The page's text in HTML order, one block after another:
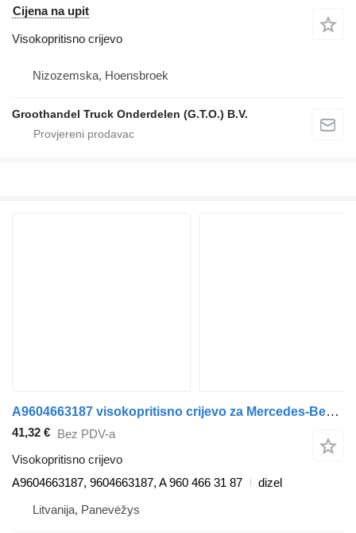
Cijena na upit
Visokopritisno crijevo
Nizozemska, Hoensbroek
Groothandel Truck Onderdelen (G.T.O.) B.V.
A9604663187 visokopritisno crijevo za Mercedes-Benz ACTROS MP4 kamiona
41,32 € Bez PDV-a
Visokopritisno crijevo
A9604663187, 9604663187, A 960 466 31 87
dizel
Litvanija, Panevėžys